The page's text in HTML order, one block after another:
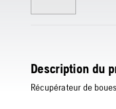
Description du
Récupérateur de